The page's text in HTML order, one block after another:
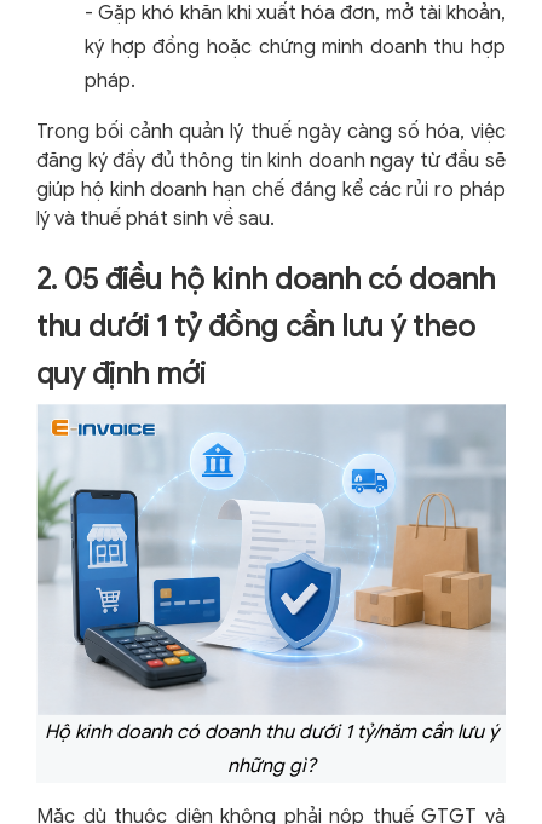
- Gặp khó khăn khi xuất hóa đơn, mở tài khoản,
ký hợp đồng hoặc chứng minh doanh thu hợp
pháp.
Trong bối cảnh quản lý thuế ngày càng số hóa, việc
đăng ký đầy đủ thông tin kinh doanh ngay từ đầu sẽ
giúp hộ kinh doanh hạn chế đáng kể các rủi ro pháp
lý và thuế phát sinh về sau.
2. 05 điều hộ kinh doanh có doanh
thu dưới 1 tỷ đồng cần lưu ý theo
quy định mới
Hộ kinh doanh có doanh thu dưới 1 tỷ/năm cần lưu ý
những gì?
Mặc dù thuộc diện không phải nộp thuế GTGT và